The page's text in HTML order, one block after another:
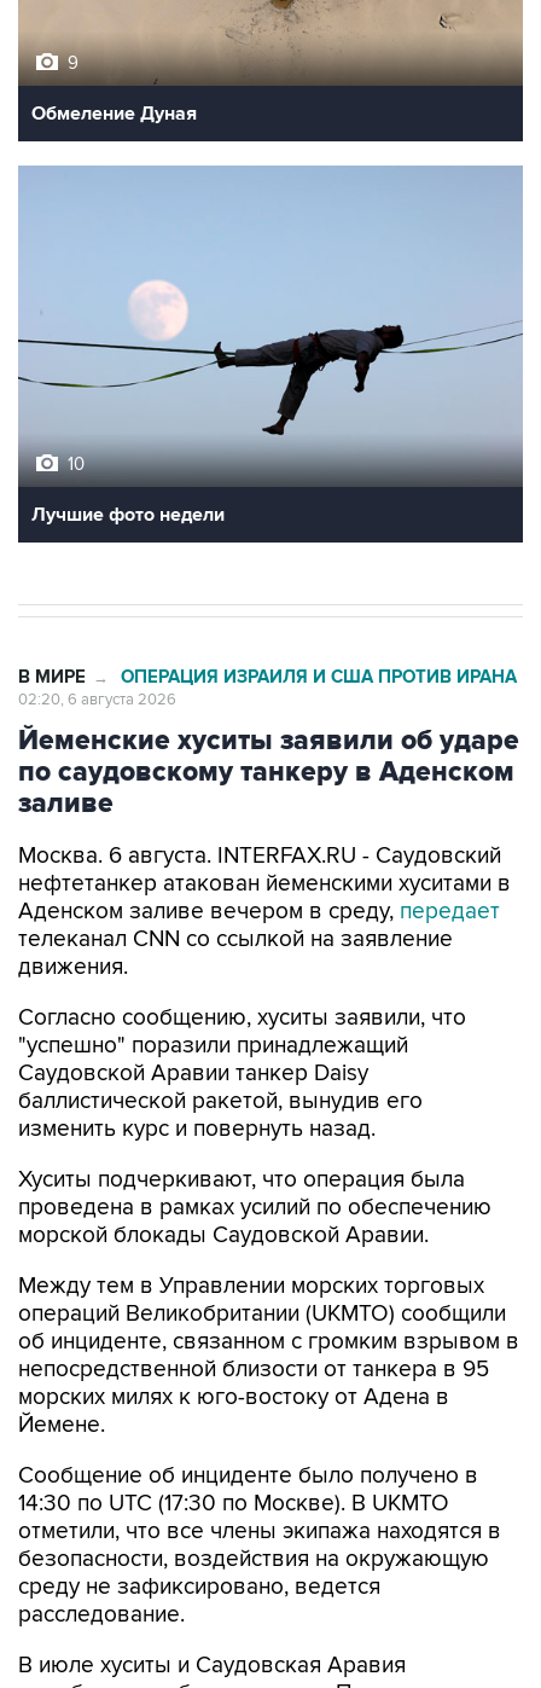
9
Обмеление Дуная
10
Лучшие фото недели
В МИРЕ → ОПЕРАЦИЯ ИЗРАИЛЯ И США ПРОТИВ ИРАНА
02:20, 6 августа 2026
Йеменские хуситы заявили об ударе
по саудовскому танкеру в Аденском
заливе
Москва. 6 августа. INTERFAX.RU - Саудовский
нефтетанкер атакован йеменскими хуситами в
Аденском заливе вечером в среду, передает
телеканал CNN со ссылкой на заявление
движения.
Согласно сообщению, хуситы заявили, что
"успешно" поразили принадлежащий
Саудовской Аравии танкер Daisy
баллистической ракетой, вынудив его
изменить курс и повернуть назад.
Хуситы подчеркивают, что операция была
проведена в рамках усилий по обеспечению
морской блокады Саудовской Аравии.
Между тем в Управлении морских торговых
операций Великобритании (UKMTO) сообщили
об инциденте, связанном с громким взрывом в
непосредственной близости от танкера в 95
морских милях к юго-востоку от Адена в
Йемене.
Сообщение об инциденте было получено в
14:30 по UTC (17:30 по Москве). В UKMTO
отметили, что все члены экипажа находятся в
безопасности, воздействия на окружающую
среду не зафиксировано, ведется
расследование.
В июле хуситы и Саудовская Аравия